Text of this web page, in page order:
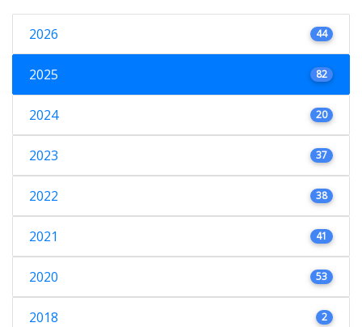
2026 44
2025 82
2024 20
2023 37
2022 38
2021 41
2020 53
2018 2